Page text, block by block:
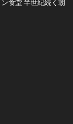
食堂 半世紀続く朝